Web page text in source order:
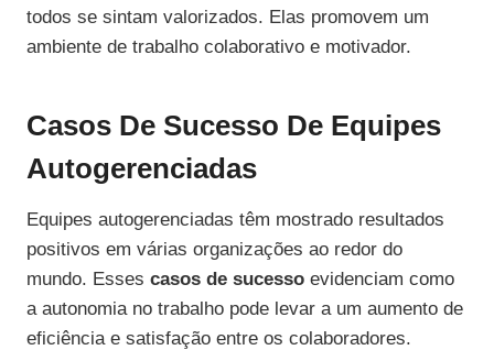
todos se sintam valorizados. Elas promovem um
ambiente de trabalho colaborativo e motivador.
Casos De Sucesso De Equipes
Autogerenciadas
Equipes autogerenciadas têm mostrado resultados
positivos em várias organizações ao redor do
mundo. Esses casos de sucesso evidenciam como
a autonomia no trabalho pode levar a um aumento de
eficiência e satisfação entre os colaboradores.